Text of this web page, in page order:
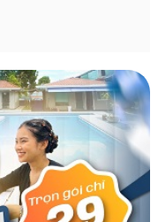
đề này. Hãy
chi phí, bóc tách